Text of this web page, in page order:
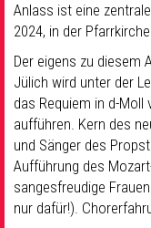
Sakramente & Feste
Musik& Kultur
Seelsorge & Kontakt
Anlass ist eine
2024, in der
Der eigens zu diesem
Jülich wird unter der
das Requiem in d-
aufführen. Kern des
und Sänger des
Aufführung des
sangesfreudige
nur dafür!).